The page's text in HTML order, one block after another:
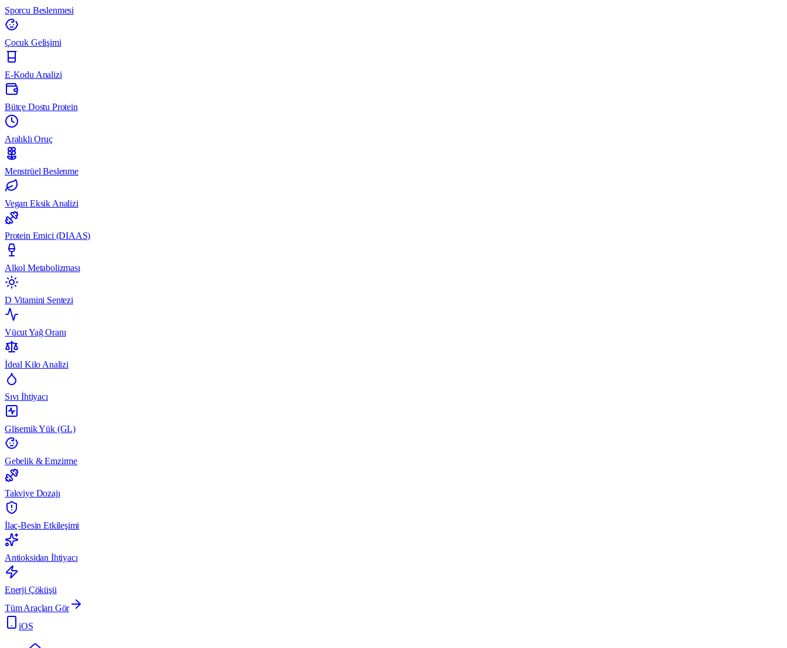
Sporcu Beslenmesi
Çocuk Gelişimi
E-Kodu Analizi
Bütçe Dostu Protein
Aralıklı Oruç
Menstrüel Beslenme
Vegan Eksik Analizi
Protein Emici (DIAAS)
Alkol Metabolizması
D Vitamini Sentezi
Vücut Yağ Oranı
İdeal Kilo Analizi
Sıvı İhtiyacı
Glisemik Yük (GL)
Gebelik & Emzirme
Takviye Dozajı
İlaç-Besin Etkileşimi
Antioksidan İhtiyacı
Enerji Çöküşü
Tüm Araçları Gör
iOS